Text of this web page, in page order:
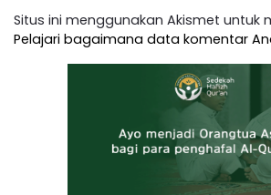
Situs ini menggunakan Akismet untuk
Pelajari bagaimana data komentar